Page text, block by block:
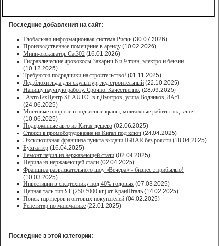
Последние добавления на сайт:
Глобальная информационная система Риски (30.07.2026)
Производственное помещение в аренду (10.02.2026)
Мини-экскаватор Cat302 (16.01.2026)
Гидравлические дровоколы Захарыч 6 и 9 тонн, электро и бензин
(10.12.2025)
Требуются подрядчики на строительство! (01.11.2025)
Лед,блоки льда для скульптур, лед строительный (22.10.2025)
Напишу научную работу. Срочно. Качественно. (28.09.2025)
"АвтоТехЦентр SP AUTO" в г.Дмитров, улица Водников, 8Ас1
(24.06.2025)
Мостовые опорные и подвесные краны, монтажные работы под ключ
(10.06.2025)
Подержанные авто из Китая дешево (02.06.2025)
Станки и промоборудование из Китая под ключ (24.04.2025)
Эксклюзивная франшиза пункта выдачи IGRAR без роялти (18.04.2025)
Бухгалтер (16.04.2025)
Ремонт перил из нержавеющей стали (02.04.2025)
Перила из нержавеющей стали (02.04.2025)
Франшиза развлекательного шоу «Вечера» – бизнес с прибылью!
(10.03.2025)
Инвестиции в спецтехнику под 40% годовых (07.03.2025)
Цепная таль тип ST (250-5000 кг) от КранШталь (14.02.2025)
Поиск партнеров и оптовых покупателей (04.02.2025)
Репетитор по математике (22.01.2025)
Последние в этой категории: